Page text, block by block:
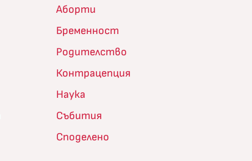
Аборти
Бременност
Родителство
Контрацепция
Наука
Събития
Споделено